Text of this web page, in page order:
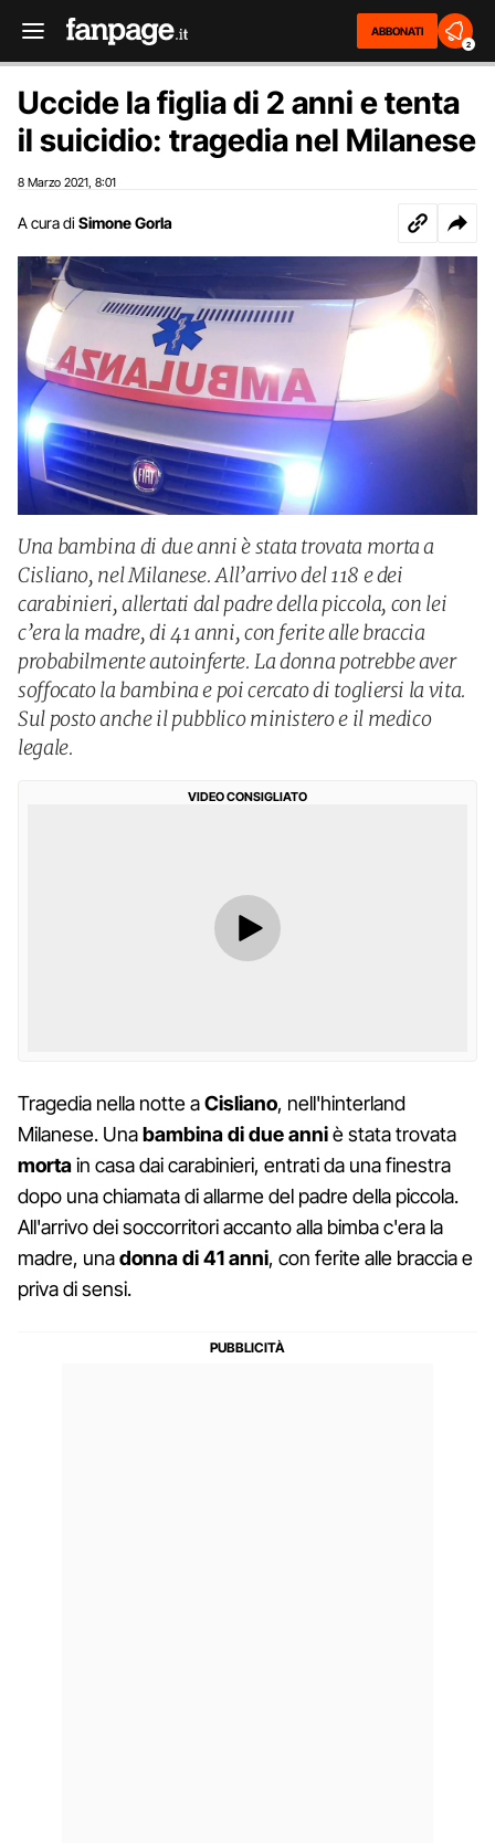
ABBONATI
2
Uccide la figlia di 2 anni e tenta
il suicidio: tragedia nel Milanese
8 Marzo 2021 8:01
A cura di Simone Gorla
Una bambina di due anni è stata trovata morta a
Cisliano, nel Milanese. All’arrivo del 118 e dei
carabinieri, allertati dal padre della piccola, con lei
c’era la madre, di 41 anni, con ferite alle braccia
probabilmente autoinferte. La donna potrebbe aver
soffocato la bambina e poi cercato di togliersi la vita.
Sul posto anche il pubblico ministero e il medico
legale.
VIDEO CONSIGLIATO
Tragedia nella notte aCisliano, nell'hinterland
Milanese. Unabambina di due anniè stata trovata
mortain casa dai carabinieri, entrati da una finestra
dopo una chiamata di allarme del padre della piccola.
All'arrivo dei soccorritori accanto alla bimba c'era la
madre, unadonna di 41 anni, con ferite alle braccia e
priva di sensi.